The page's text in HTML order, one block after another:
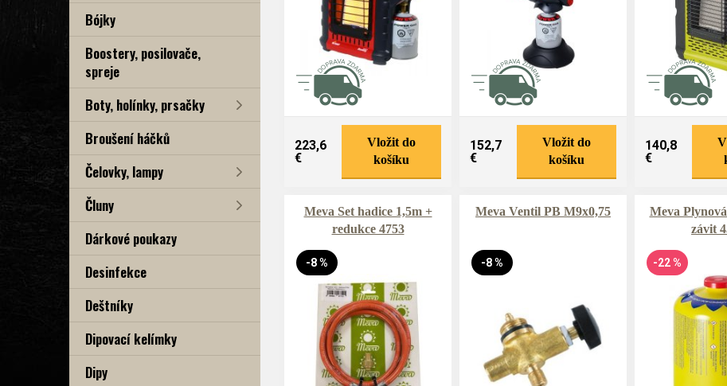
Bójky
Boostery, posilovače,
spreje
Boty, holínky, prsačky
Broušení háčků
Čelovky, lampy
Čluny
Dárkové poukazy
Desinfekce
Deštníky
Dipovací kelímky
Dipy
223,6
€
Vložit do
košíku
152,7
€
Vložit do
košíku
140,8
€
Meva Set hadice 1,5m +
redukce 4753
-8 %
Meva Ventil PB M9x0,75
-8 %
Meva
závit
-22 %